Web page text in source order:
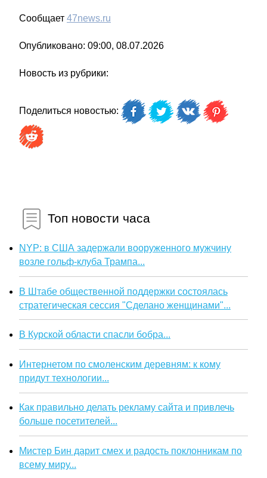
Сообщает 47news.ru
Опубликовано: 09:00, 08.07.2026
Новость из рубрики:
Поделиться новостью:
Топ новости часа
NYP: в США задержали вооруженного мужчину
возле гольф-клуба Трампа...
В Штабе общественной поддержки состоялась
стратегическая сессия "Сделано женщинами"...
В Курской области спасли бобра...
Интернетом по смоленским деревням: к кому
придут технологии...
Как правильно делать рекламу сайта и привлечь
больше посетителей...
Мистер Бин дарит смех и радость поклонникам по
всему миру...